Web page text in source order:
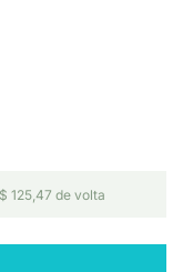
125,47 de volta